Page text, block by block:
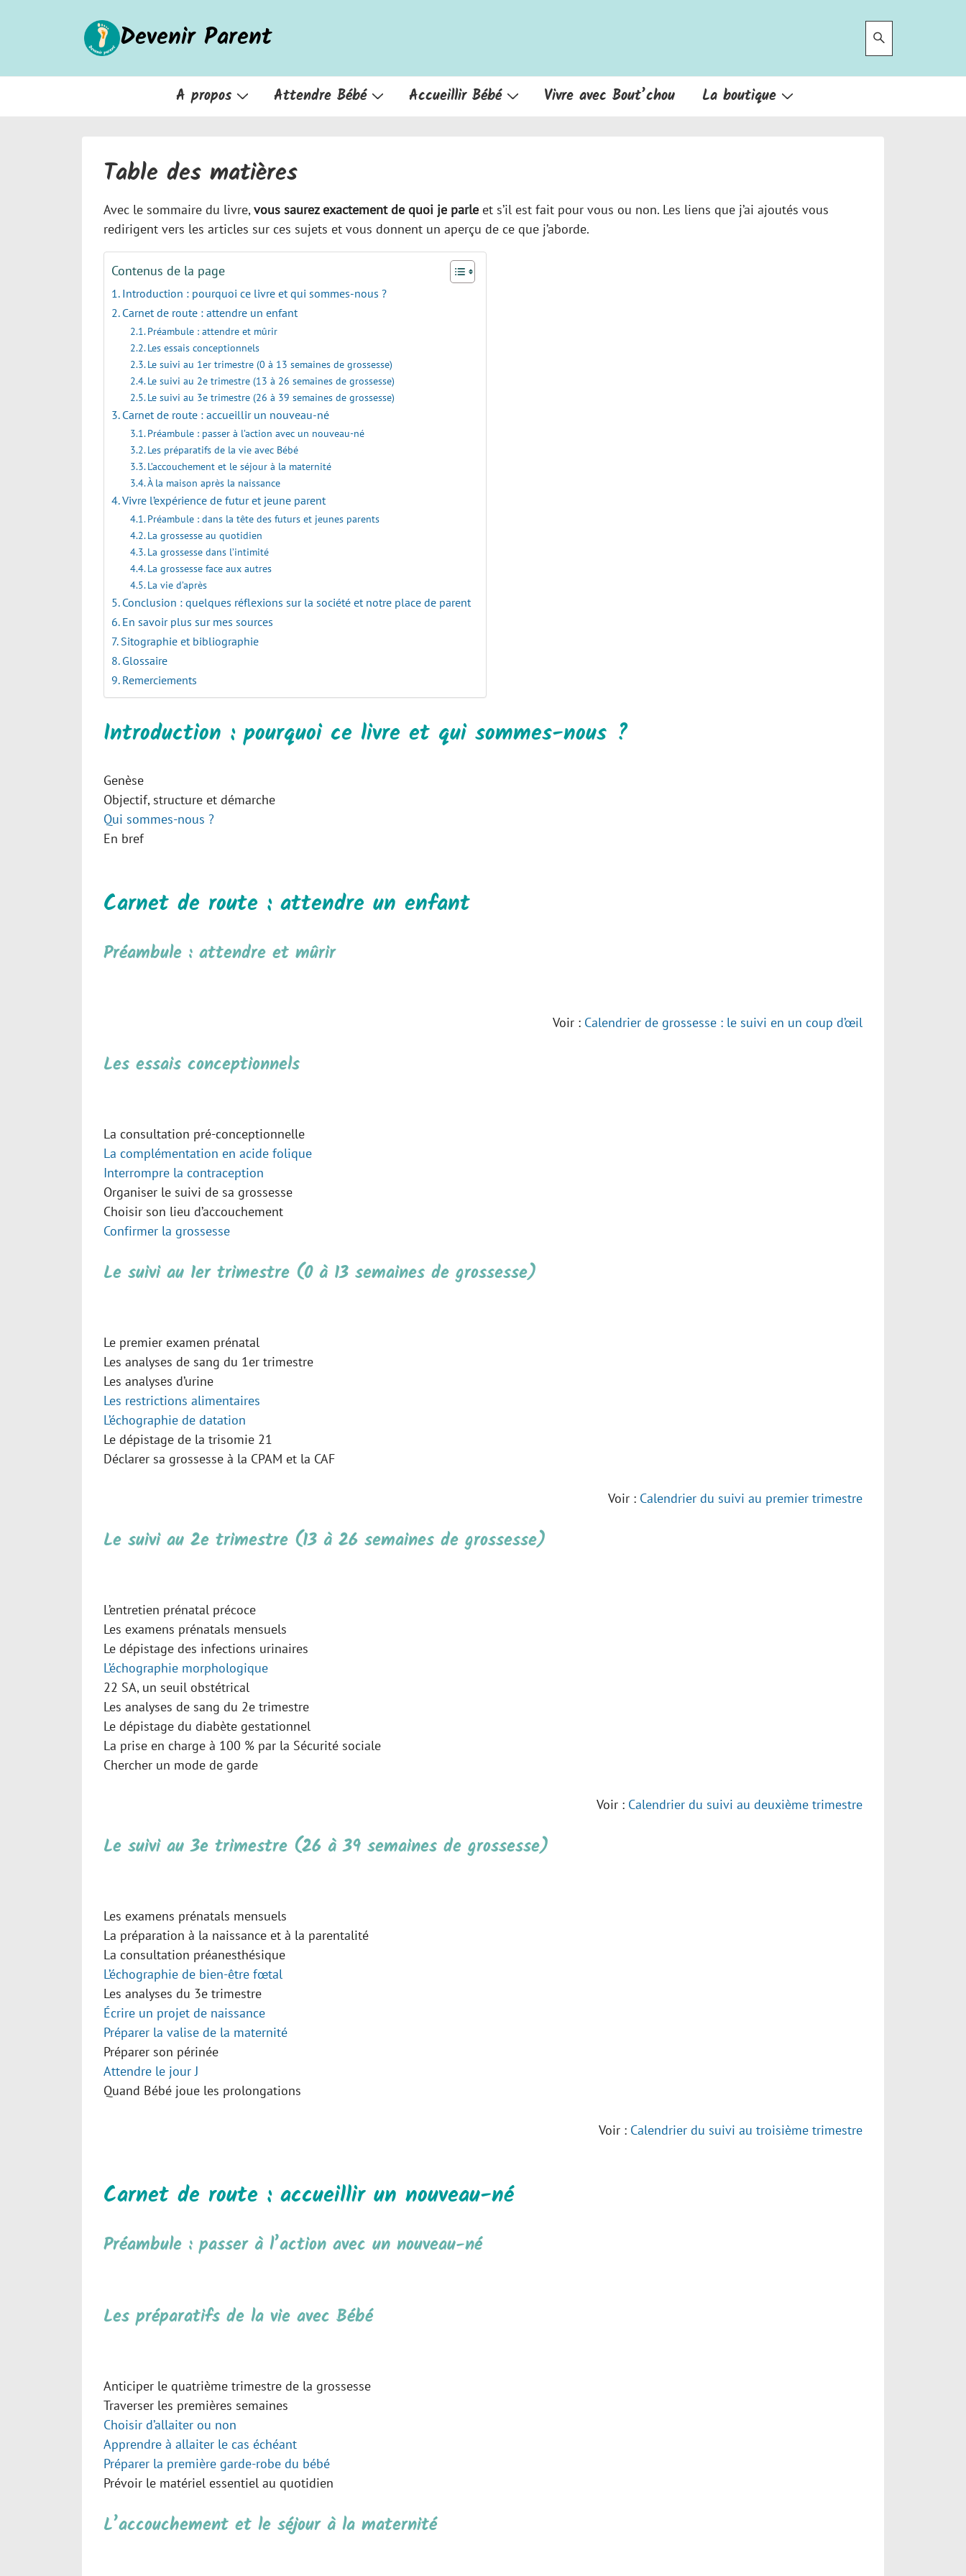
Devenir Parent
Main
Navigation
A propos Attendre Bébé Accueillir Bébé Vivre avec Bout’chou La boutique
Table des matières
Avec le sommaire du livre,vous saurez exactement de quoi je parle et s’il est fait pour vous ou non. Les liens que j’ai ajoutés vous
redirigent vers les articles sur ces sujets et vous donnent un aperçu de ce que j’aborde.
Contenus de la page
Introduction : pourquoi ce livre et qui sommes-nous ?
Carnet de route : attendre un enfant
Préambule : attendre et mûrir
Les essais conceptionnels
Le suivi au 1er trimestre (0 à 13 semaines de grossesse)
Le suivi au 2e trimestre (13 à 26 semaines de grossesse)
Le suivi au 3e trimestre (26 à 39 semaines de grossesse)
Carnet de route : accueillir un nouveau-né
Préambule : passer à l’action avec un nouveau-né
Les préparatifs de la vie avec Bébé
L’accouchement et le séjour à la maternité
À la maison après la naissance
Vivre l’expérience de futur et jeune parent
Préambule : dans la tête des futurs et jeunes parents
La grossesse au quotidien
La grossesse dans l’intimité
La grossesse face aux autres
La vie d’après
Conclusion : quelques réflexions sur la société et notre place de parent
En savoir plus sur mes sources
Sitographie et bibliographie
Glossaire
Remerciements
Introduction : pourquoi ce livre et qui sommes-nous ?
Genèse
Objectif, structure et démarche
Qui sommes-nous ?
En bref
Carnet de route : attendre un enfant
Préambule : attendre et mûrir
Voir : Calendrier de grossesse : le suivi en un coup d’œil
Les essais conceptionnels
La consultation pré-conceptionnelle
La complémentation en acide folique
Interrompre la contraception
Organiser le suivi de sa grossesse
Choisir son lieu d’accouchement
Confirmer la grossesse
Le suivi au 1er trimestre (0 à 13 semaines de grossesse)
Le premier examen prénatal
Les analyses de sang du 1er trimestre
Les analyses d’urine
Les restrictions alimentaires
L’échographie de datation
Le dépistage de la trisomie 21
Déclarer sa grossesse à la CPAM et la CAF
Voir : Calendrier du suivi au premier trimestre
Le suivi au 2e trimestre (13 à 26 semaines de grossesse)
L’entretien prénatal précoce
Les examens prénatals mensuels
Le dépistage des infections urinaires
L’échographie morphologique
22 SA, un seuil obstétrical
Les analyses de sang du 2e trimestre
Le dépistage du diabète gestationnel
La prise en charge à 100 % par la Sécurité sociale
Chercher un mode de garde
Voir : Calendrier du suivi au deuxième trimestre
Le suivi au 3e trimestre (26 à 39 semaines de grossesse)
Les examens prénatals mensuels
La préparation à la naissance et à la parentalité
La consultation préanesthésique
L’échographie de bien-être fœtal
Les analyses du 3e trimestre
Écrire un projet de naissance
Préparer la valise de la maternité
Préparer son périnée
Attendre le jour J
Quand Bébé joue les prolongations
Voir : Calendrier du suivi au troisième trimestre
Carnet de route : accueillir un nouveau-né
Préambule : passer à l’action avec un nouveau-né
Les préparatifs de la vie avec Bébé
Anticiper le quatrième trimestre de la grossesse
Traverser les premières semaines
Choisir d’allaiter ou non
Apprendre à allaiter le cas échéant
Préparer la première garde-robe du bébé
Prévoir le matériel essentiel au quotidien
L’accouchement et le séjour à la maternité